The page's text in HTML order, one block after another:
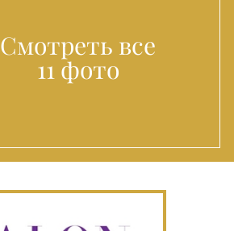
Смотреть все
11 фото